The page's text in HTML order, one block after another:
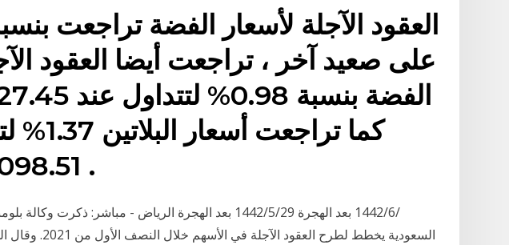
على صعيد آخر ، تراجعت أيضا العقود
كما تراجعت
1,098.51 للأونصة .
السعودية يخطط لطرح